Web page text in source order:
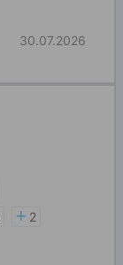
30.07.2026
2